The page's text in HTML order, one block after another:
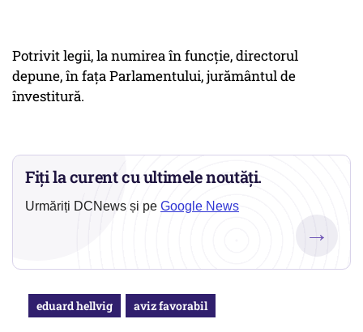
Potrivit legii, la numirea în funcție, directorul
depune, în fața Parlamentului, jurământul de
învestitură.
Fiți la curent cu ultimele noutăți.
Urmăriți DCNews și pe Google News
→
eduard hellvig aviz favorabil